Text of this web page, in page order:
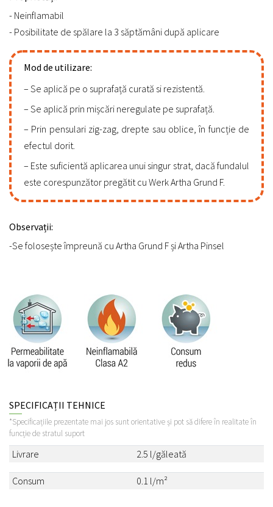
- Neinflamabil
- Posibilitate de spălare la 3 săptămâni după aplicare
Mod de utilizare:
Se aplică pe o suprafață curată si rezistentă.
Se aplică prin mișcări neregulate pe suprafață.
Prin pensulari zig-zag, drepte sau oblice, în funcție de
efectul dorit.
Este suficientă aplicarea unui singur strat, dacă fundalul
este corespunzător pregătit cu Werk Artha Grund F.
Observații:
-Se folosește împreună cu Artha Grund F și Artha Pinsel
SPECIFICAȚII TEHNICE
*Specificațiile prezentate mai jos sunt orientative și pot să difere în realitate în
funcție de stratul suport
Livrare 2.5 l/găleată
Consum 0.1 l/m²